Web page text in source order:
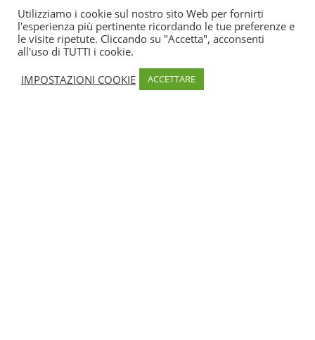
Condividi
Utilizziamo i cookie sul nostro sito Web per fornirti
l'esperienza più pertinente ricordando le tue preferenze e
le visite ripetute. Cliccando su "Accetta", acconsenti
all'uso di TUTTI i cookie.
IMPOSTAZIONI COOKIE
ACCETTARE